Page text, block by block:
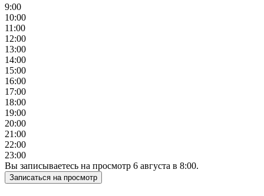
9:00
10:00
11:00
12:00
13:00
14:00
15:00
16:00
17:00
18:00
19:00
20:00
21:00
22:00
23:00
Вы записываетесь на просмотр 6 августа в 8:00.
Записаться на просмотр